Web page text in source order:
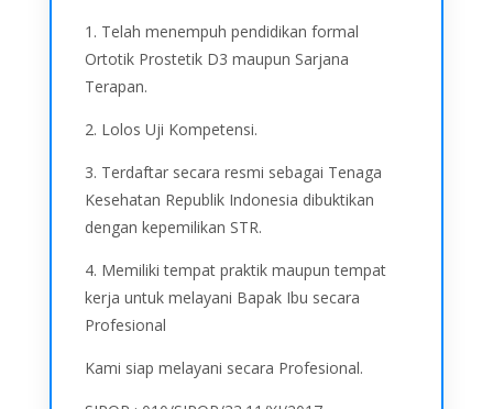
1. Telah menempuh pendidikan formal
Ortotik Prostetik D3 maupun Sarjana
Terapan.
2. Lolos Uji Kompetensi.
3. Terdaftar secara resmi sebagai Tenaga
Kesehatan Republik Indonesia dibuktikan
dengan kepemilikan STR.
4. Memiliki tempat praktik maupun tempat
kerja untuk melayani Bapak Ibu secara
Profesional
Kami siap melayani secara Profesional.